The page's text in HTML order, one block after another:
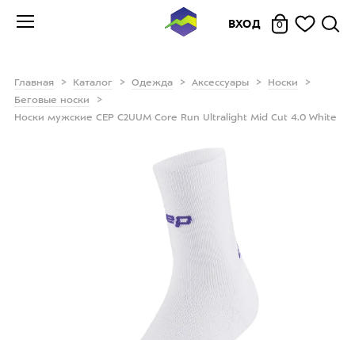
ВХОД 0
Главная Каталог Одежда Аксессуары
Носки
Беговые носки
Носки мужские CEP C2UUM Core Run Ultralight Mid Cut 4.0 White